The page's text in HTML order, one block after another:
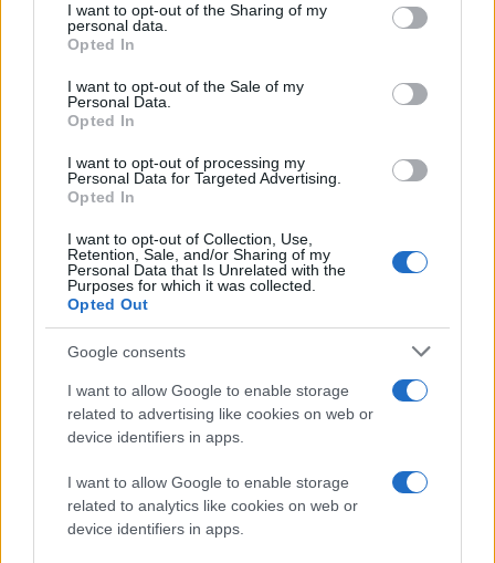
not limited to your visit or usage behaviour. You may click to
grant or deny consent to Google and its third-party tags to
use your data for below specified purposes in below Google
consent section.
I want to opt-out of the Sharing of my
personal data.
Opted In
I want to opt-out of the Sale of my
Personal Data.
Opted In
I want to opt-out of processing my
Personal Data for Targeted Advertising.
Opted In
I want to opt-out of Collection, Use,
Retention, Sale, and/or Sharing of my
Personal Data that Is Unrelated with the
Purposes for which it was collected.
Opted Out
Google consents
I want to allow Google to enable storage
related to advertising like cookies on web or
device identifiers in apps.
I want to allow Google to enable storage
related to analytics like cookies on web or
device identifiers in apps.